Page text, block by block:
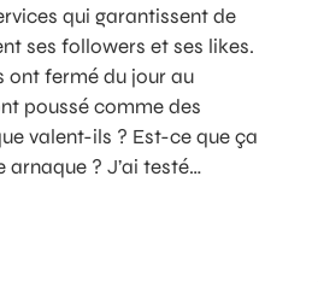
qui garantissent de
ses followers et ses likes.
ont fermé du jour au
poussé comme des
valent-ils ? Est-ce que ça
? J’ai testé…